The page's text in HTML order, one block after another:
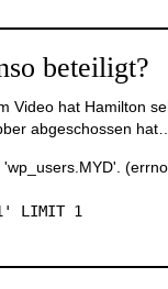
beteiligt?
Video hat Hamilton
abgeschossen
LIMIT 1